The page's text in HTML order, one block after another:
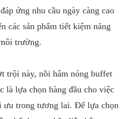
ứng nhu cầu ngày càng cao
các sản phẩm tiết kiệm năng
trường.
trội này, nồi hâm nóng buffet
là lựa chọn hàng đầu cho việc
ưu trong tương lai. Để lựa chọn